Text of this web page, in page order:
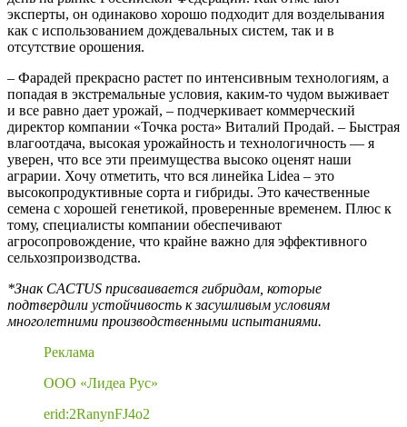
эксперты, он одинаково хорошо подходит для возделывания
как с использованием дождевальных систем, так и в
отсутствие орошения.
– Фарадей прекрасно растет по интенсивным технологиям, а
попадая в экстремальные условия, каким-то чудом выживает
и все равно дает урожай, – подчеркивает коммерческий
директор компании «Точка роста» Виталий Продай. – Быстрая
влагоотдача, высокая урожайность и технологичность — я
уверен, что все эти преимущества высоко оценят наши
аграрии. Хочу отметить, что вся линейка Lidea – это
высокопродуктивные сорта и гибриды. Это качественные
семена с хорошей генетикой, проверенные временем. Плюс к
тому, специалисты компании обеспечивают
агросопровождение, что крайне важно для эффективного
сельхозпроизводства.
*Знак CACTUS присваивается гибридам, которые
подтвердили устойчивость к засушливым условиям
многолетними производственными испытаниями.
Реклама
ООО «Лидеа Рус»
erid:2RanynFJ4o2